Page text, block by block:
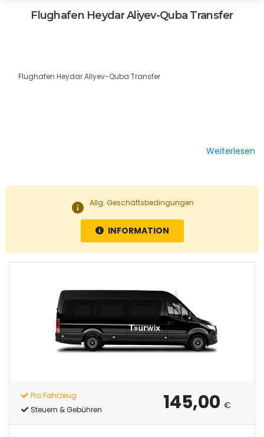
Flughafen Heydar Aliyev-Quba Transfer
Flughafen Heydar Aliyev-Quba Transfer
Weiterlesen
info Allg. Geschäftsbedingungen
INFORMATION
Pro Fahrzeug
Steuern & Gebühren
145,00 €